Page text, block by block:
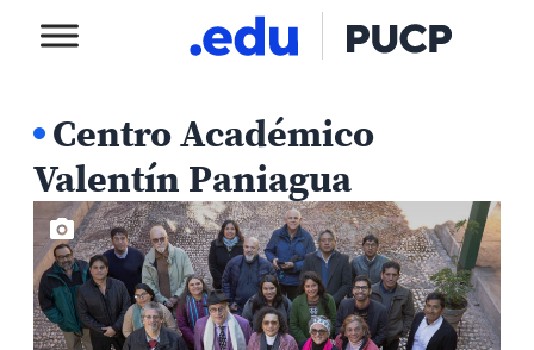
Centro Académico
Valentín Paniagua